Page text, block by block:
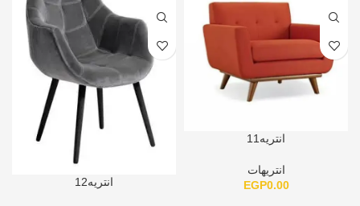
انتريه11
انتريهات
EGP0.00 انتريه12